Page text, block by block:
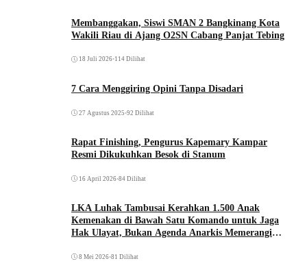
Membanggakan, Siswi SMAN 2 Bangkinang Kota
Wakili Riau di Ajang O2SN Cabang Panjat Tebing
18 Juli 2026•114 Dilihat
7 Cara Menggiring Opini Tanpa Disadari
27 Agustus 2025 •92 Dilihat
Rapat Finishing, Pengurus Kapemary Kampar
Resmi Dikukuhkan Besok di Stanum
16 April 2026•84 Dilihat
LKA Luhak Tambusai Kerahkan 1.500 Anak
Kemenakan di Bawah Satu Komando untuk Jaga
Hak Ulayat, Bukan Agenda Anarkis Memerangi
8 Mei 2026•81 Dilihat